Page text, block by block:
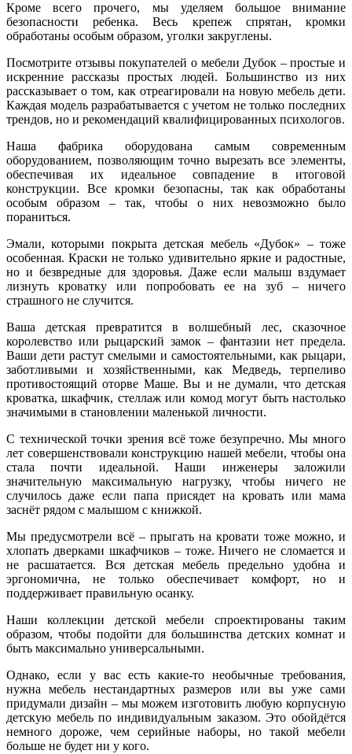
Кроме всего прочего, мы уделяем большое внимание
безопасности ребенка. Весь крепеж спрятан, кромки
обработаны особым образом, уголки закруглены.
Посмотрите отзывы покупателей о мебели Дубок – простые и
искренние рассказы простых людей. Большинство из них
рассказывает о том, как отреагировали на новую мебель дети.
Каждая модель разрабатывается с учетом не только последних
трендов, но и рекомендаций квалифицированных психологов.
Наша фабрика оборудована самым современным
оборудованием, позволяющим точно вырезать все элементы,
обеспечивая их идеальное совпадение в итоговой
конструкции. Все кромки безопасны, так как обработаны
особым образом – так, чтобы о них невозможно было
пораниться.
Эмали, которыми покрыта детская мебель «Дубок» – тоже
особенная. Краски не только удивительно яркие и радостные,
но и безвредные для здоровья. Даже если малыш вздумает
лизнуть кроватку или попробовать ее на зуб – ничего
страшного не случится.
Ваша детская превратится в волшебный лес, сказочное
королевство или рыцарский замок – фантазии нет предела.
Ваши дети растут смелыми и самостоятельными, как рыцари,
заботливыми и хозяйственными, как Медведь, терпеливо
противостоящий оторве Маше. Вы и не думали, что детская
кроватка, шкафчик, стеллаж или комод могут быть настолько
значимыми в становлении маленькой личности.
С технической точки зрения всё тоже безупречно. Мы много
лет совершенствовали конструкцию нашей мебели, чтобы она
стала почти идеальной. Наши инженеры заложили
значительную максимальную нагрузку, чтобы ничего не
случилось даже если папа присядет на кровать или мама
заснёт рядом с малышом с книжкой.
Мы предусмотрели всё – прыгать на кровати тоже можно, и
хлопать дверками шкафчиков – тоже. Ничего не сломается и
не расшатается. Вся детская мебель предельно удобна и
эргономична, не только обеспечивает комфорт, но и
поддерживает правильную осанку.
Наши коллекции детской мебели спроектированы таким
образом, чтобы подойти для большинства детских комнат и
быть максимально универсальными.
Однако, если у вас есть какие-то необычные требования,
нужна мебель нестандартных размеров или вы уже сами
придумали дизайн – мы можем изготовить любую корпусную
детскую мебель по индивидуальным заказом. Это обойдётся
немного дороже, чем серийные наборы, но такой мебели
больше не будет ни у кого.